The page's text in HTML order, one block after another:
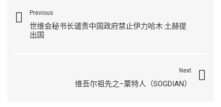
Previous
世维会秘书长谴责中国政府禁止伊力哈木·土赫提
出国
Next
维吾尔祖先之–粟特人（SOGDIAN）